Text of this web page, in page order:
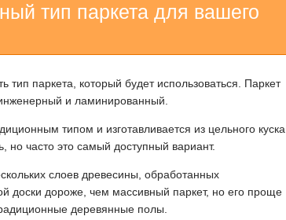
тип паркета для вашего
паркета, который будет использоваться. Паркет
и ламинированный.
типом и изготавливается из цельного куска
но часто это самый доступный вариант.
слоев древесины, обработанных
доски дороже, чем массивный паркет, но его проще
деревянные полы.